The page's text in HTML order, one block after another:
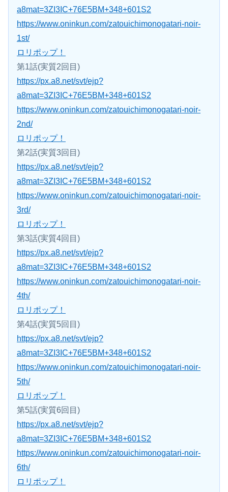
a8mat=3ZI3IC+76E5BM+348+601S2
https://www.oninkun.com/zatouichimonogatari-noir-
1st/
ロリポップ！
第1話(実質2回目)
https://px.a8.net/svt/ejp?
a8mat=3ZI3IC+76E5BM+348+601S2
https://www.oninkun.com/zatouichimonogatari-noir-
2nd/
ロリポップ！
第2話(実質3回目)
https://px.a8.net/svt/ejp?
a8mat=3ZI3IC+76E5BM+348+601S2
https://www.oninkun.com/zatouichimonogatari-noir-
3rd/
ロリポップ！
第3話(実質4回目)
https://px.a8.net/svt/ejp?
a8mat=3ZI3IC+76E5BM+348+601S2
https://www.oninkun.com/zatouichimonogatari-noir-
4th/
ロリポップ！
第4話(実質5回目)
https://px.a8.net/svt/ejp?
a8mat=3ZI3IC+76E5BM+348+601S2
https://www.oninkun.com/zatouichimonogatari-noir-
5th/
ロリポップ！
第5話(実質6回目)
https://px.a8.net/svt/ejp?
a8mat=3ZI3IC+76E5BM+348+601S2
https://www.oninkun.com/zatouichimonogatari-noir-
6th/
ロリポップ！